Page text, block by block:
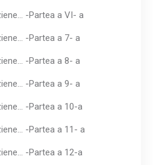
-Partea a VI- a
-Partea a 7- a
-Partea a 8- a
-Partea a 9- a
-Partea a 10-a
-Partea a 11- a
-Partea a 12-a